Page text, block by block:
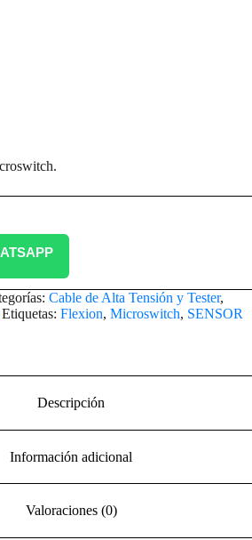
Cable de Alta Tensión y Tester,
Etiquetas: Flexion, Microswitch, SENSOR
Descripción
Información adicional
Valoraciones (0)